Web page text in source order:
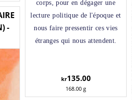
corps, pour en dégager une
lecture politique de l'époque et
nous faire pressentir ces vies
étranges qui nous attendent.
kr135.00
168.00 g
-